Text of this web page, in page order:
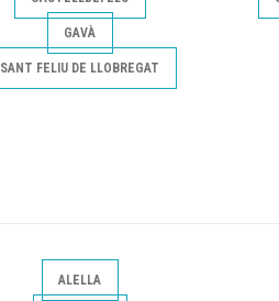
GAVÀ
SANT FELIU DE LLOBREGAT
ALELLA